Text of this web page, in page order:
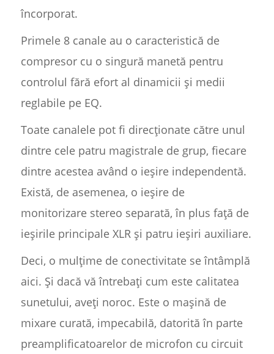
încorporat.
Primele 8 canale au o caracteristică de
compresor cu o singură manetă pentru
controlul fără efort al dinamicii și medii
reglabile pe EQ.
Toate canalele pot fi direcționate către unul
dintre cele patru magistrale de grup, fiecare
dintre acestea având o ieșire independentă.
Există, de asemenea, o ieșire de
monitorizare stereo separată, în plus față de
ieșirile principale XLR și patru ieșiri auxiliare.
Deci, o mulțime de conectivitate se întâmplă
aici. Și dacă vă întrebați cum este calitatea
sunetului, aveți noroc. Este o mașină de
mixare curată, impecabilă, datorită în parte
preamplificatoarelor de microfon cu circuit